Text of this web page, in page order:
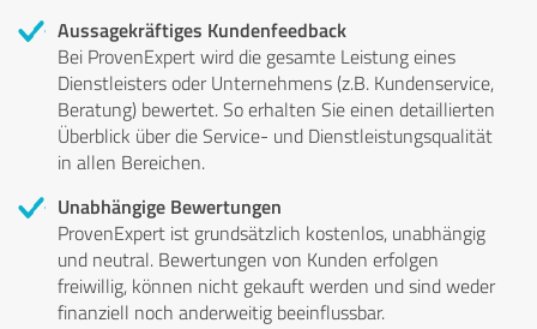
Aussagekräftiges Kundenfeedback
Bei ProvenExpert wird die gesamte Leistung eines
Dienstleisters oder Unternehmens (z.B. Kundenservice,
Beratung) bewertet. So erhalten Sie einen detaillierten
Überblick über die Service- und Dienstleistungsqualität
in allen Bereichen.
Unabhängige Bewertungen
ProvenExpert ist grundsätzlich kostenlos, unabhängig
und neutral. Bewertungen von Kunden erfolgen
freiwillig, können nicht gekauft werden und sind weder
finanziell noch anderweitig beeinflussbar.